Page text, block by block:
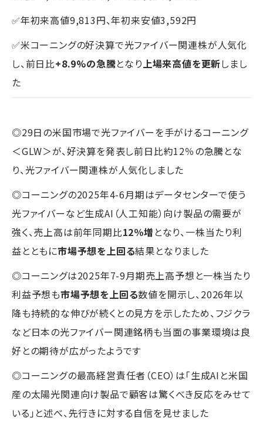
✅年初来高値9,813円、年初来安値3,592円
✅米コーニングの好決算で光ファイバー関連株が人気化
し、前日比+8.9%の急騰となり上場来高値を更新しまし
た
◎29日の米国市場で光ファイバーを手がけるコーニング
＜GLW＞が、好決算を発表し前日比約12％の急騰とな
り、光ファイバー関連株が人気化しました
◎コーニングの2025年4-6月期はデータセンターで使う
光ファイバーなど生成AI（人工知能）向け製品の需要が
強く、売上高は前年同期比12％増 となり、一株当たり利
益とともに市場予想を上回る結果となりました
◎コーニングは2025年7-9月期売上高予想と一株当たり
利益予想も市場予想を上回る数値を開示し、2026年以
降も持続的な伸びが続くとの見方を示したため、フジクラ
など日本の光ファイバー関連銘柄も当面の事業環境は良
好との期待が広がったようです
◎コーニングの最高経営責任者（CEO）は「生成AIと米国
産の太陽光関連向け製品で顧客は驚くべき反応をみせて
いる」と述べ、先行きに対する自信を見せました